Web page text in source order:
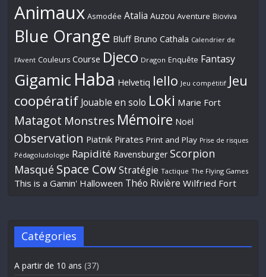
Animaux Asmodée Atalia Auzou Aventure Bioviva
Blue Orange Bluff Bruno Cathala Calendrier de
l'Avent Couleurs Course Djeco Dragon Enquête Fantasy
Gigamic Haba Helvetiq Iello Jeu compétitif Jeu
coopératif Jouable en solo Loki Marie Fort
Matagot Monstres Mémoire Noël
Observation Piatnik Pirates Print and Play Prise de risques
Pédagoludologie Rapidité Ravensburger Scorpion
Masqué Space Cow Stratégie Tactique The Flying Games
This is a Gamin' Halloween Théo Rivière Wilfried Fort
Catégories
A partir de 10 ans (37)